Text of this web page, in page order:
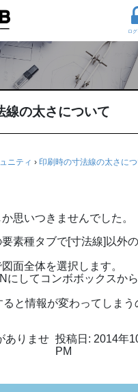
ロ
線の太さについて
ニティ › 印刷時の寸法線の太さに
思いつきませんでした。
素種タブで[寸法線]以外
面全体を選択します。
にしてコンボボックスか
ると情報が変わってしまう
ありませ 投稿日: 2014年
PM